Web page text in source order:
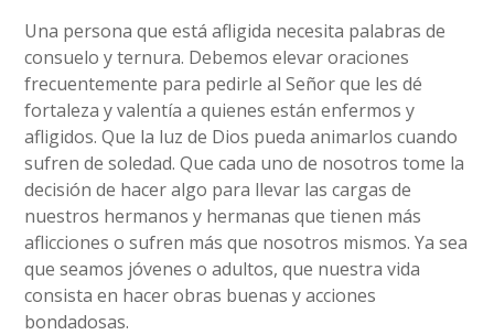
Una persona que está afligida necesita palabras de
consuelo y ternura. Debemos elevar oraciones
frecuentemente para pedirle al Señor que les dé
fortaleza y valentía a quienes están enfermos y
afligidos. Que la luz de Dios pueda animarlos cuando
sufren de soledad. Que cada uno de nosotros tome la
decisión de hacer algo para llevar las cargas de
nuestros hermanos y hermanas que tienen más
aflicciones o sufren más que nosotros mismos. Ya sea
que seamos jóvenes o adultos, que nuestra vida
consista en hacer obras buenas y acciones
bondadosas.